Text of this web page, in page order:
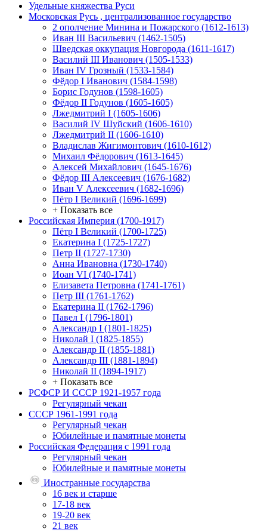
Удельные княжества Руси
Московская Русь , централизованное государство
2 ополчение Минина и Пожарского (1612-1613)
Иван III Васильевич (1462-1505)
Шведская оккупация Новгорода (1611-1617)
Василий III Иванович (1505-1533)
Иван IV Грозный (1533-1584)
Фёдор I Иванович (1584-1598)
Борис Годунов (1598-1605)
Фёдор II Годунов (1605-1605)
Лжедмитрий I (1605-1606)
Василий IV Шуйский (1606-1610)
Лжедмитрий II (1606-1610)
Владислав Жигимонтович (1610-1612)
Михаил Фёдорович (1613-1645)
Алексей Михайлович (1645-1676)
Фёдор III Алексеевич (1676-1682)
Иван V Алексеевич (1682-1696)
Пётр I Великий (1696-1699)
+ Показать все
Российская Империя (1700-1917)
Пётр I Великий (1700-1725)
Екатерина I (1725-1727)
Петр II (1727-1730)
Анна Ивановна (1730-1740)
Иоан VI (1740-1741)
Елизавета Петровна (1741-1761)
Петр III (1761-1762)
Екатерина II (1762-1796)
Павел I (1796-1801)
Александр I (1801-1825)
Николай I (1825-1855)
Александр II (1855-1881)
Александр III (1881-1894)
Николай II (1894-1917)
+ Показать все
РСФСР И СССР 1921-1957 года
Регулярный чекан
СССР 1961-1991 года
Регулярный чекан
Юбилейные и памятные монеты
Российская Федерация с 1991 года
Регулярный чекан
Юбилейные и памятные монеты
Иностранные государства
16 век и старше
17-18 век
19-20 век
21 век